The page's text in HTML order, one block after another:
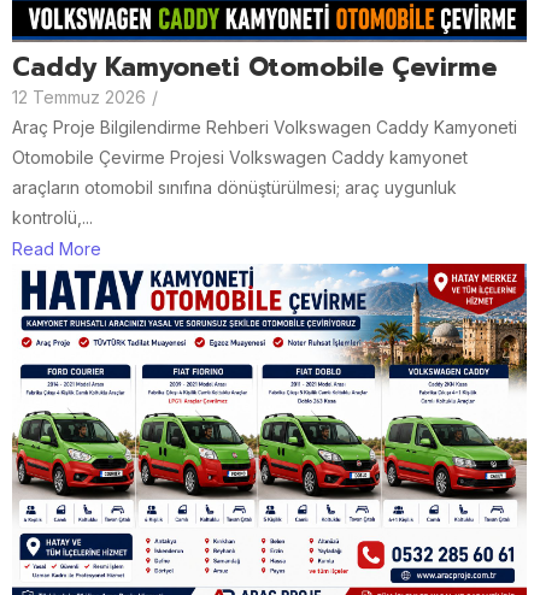
Caddy Kamyoneti Otomobile Çevirme
12 Temmuz 2026 /
Araç Proje Bilgilendirme Rehberi Volkswagen Caddy Kamyoneti
Otomobile Çevirme Projesi Volkswagen Caddy kamyonet
araçların otomobil sınıfına dönüştürülmesi; araç uygunluk
kontrolü,...
Read More